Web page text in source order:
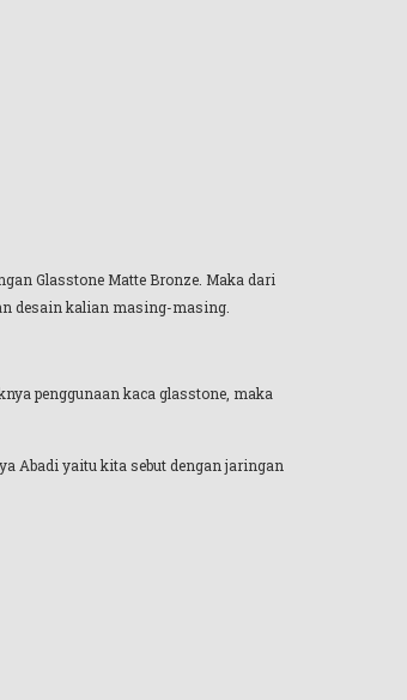
Glasstone Matte Bronze. Maka dari
desain kalian masing-masing.
penggunaan kaca glasstone, maka
Abadi yaitu kita sebut dengan jaringan